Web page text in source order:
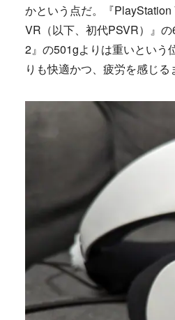
かという点だ。『
VR（以下、初代PSVR）』
2』の501gよりは重いという
りも快適かつ、疲労を感じる